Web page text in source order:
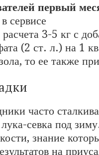
первый
сервисе
3-5 кг с
(2 ст. л.) на 1
то ее также
часто
севка под
знание
на